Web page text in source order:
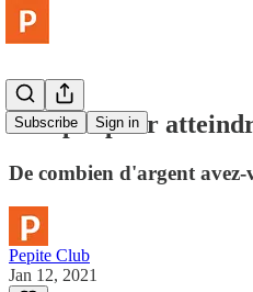
Subscribe Sign in
7 étapes pour
De combien d'argent
Pepite Club
Jan 12, 2021